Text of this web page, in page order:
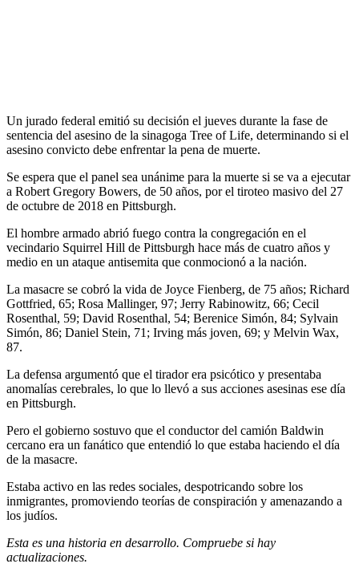
Un jurado federal emitió su decisión el jueves durante la fase de
sentencia del asesino de la sinagoga Tree of Life, determinando si el
asesino convicto debe enfrentar la pena de muerte.
Se espera que el panel sea unánime para la muerte si se va a ejecutar
a Robert Gregory Bowers, de 50 años, por el tiroteo masivo del 27
de octubre de 2018 en Pittsburgh.
El hombre armado abrió fuego contra la congregación en el
vecindario Squirrel Hill de Pittsburgh hace más de cuatro años y
medio en un ataque antisemita que conmocionó a la nación.
La masacre se cobró la vida de Joyce Fienberg, de 75 años; Richard
Gottfried, 65; Rosa Mallinger, 97; Jerry Rabinowitz, 66; Cecil
Rosenthal, 59; David Rosenthal, 54; Berenice Simón, 84; Sylvain
Simón, 86; Daniel Stein, 71; Irving más joven, 69; y Melvin Wax,
87.
La defensa argumentó que el tirador era psicótico y presentaba
anomalías cerebrales, lo que lo llevó a sus acciones asesinas ese día
en Pittsburgh.
Pero el gobierno sostuvo que el conductor del camión Baldwin
cercano era un fanático que entendió lo que estaba haciendo el día
de la masacre.
Estaba activo en las redes sociales, despotricando sobre los
inmigrantes, promoviendo teorías de conspiración y amenazando a
los judíos.
Esta es una historia en desarrollo. Compruebe si hay
actualizaciones.